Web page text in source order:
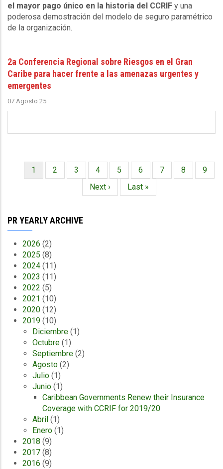
el mayor pago único en la historia del CCRIF y una
poderosa demostración del modelo de seguro paramétrico
de la organización.
2a Conferencia Regional sobre Riesgos en el Gran
Caribe para hacer frente a las amenazas urgentes y
emergentes
07 Agosto 25
Paginación
Página
actual
1 Página
2 Página
3 Página
4 Página
5 Página
6 Página
7 Página
8
9
Siguiente
página
Next ›
Última
página
Last »
PR YEARLY ARCHIVE
2026 (2)
2025 (8)
2024 (11)
2023 (11)
2022 (5)
2021 (10)
2020 (12)
2019 (10)
Diciembre (1)
Octubre (1)
Septiembre (2)
Agosto (2)
Julio (1)
Junio (1)
Caribbean Governments Renew their Insurance
Coverage with CCRIF for 2019/20
Abril (1)
Enero (1)
2018 (9)
2017 (8)
2016 (9)